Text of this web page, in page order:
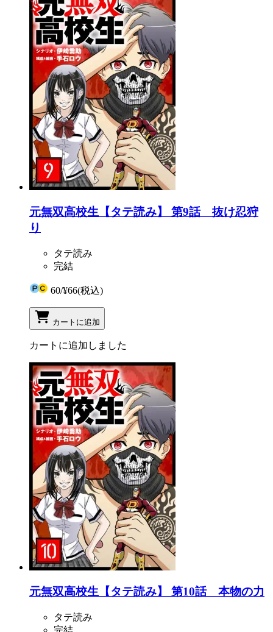
元無双高校生【タテ読み】 第9話 抜け忍狩
り
タテ読み
完結
60/¥66(税込)
カートに追加
カートに追加しました
元無双高校生【タテ読み】 第10話 本物の力
タテ読み
完結